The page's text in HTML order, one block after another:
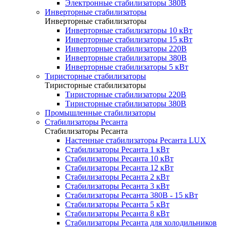
Электронные стабилизаторы 380В
Инверторные стабилизаторы
Инверторные стабилизаторы
Инверторные стабилизаторы 10 кВт
Инверторные стабилизаторы 15 кВт
Инверторные стабилизаторы 220В
Инверторные стабилизаторы 380В
Инверторные стабилизаторы 5 кВт
Тиристорные стабилизаторы
Тиристорные стабилизаторы
Тиристорные стабилизаторы 220В
Тиристорные стабилизаторы 380В
Промышленные стабилизаторы
Стабилизаторы Ресанта
Стабилизаторы Ресанта
Настенные стабилизаторы Ресанта LUX
Стабилизаторы Ресанта 1 кВт
Стабилизаторы Ресанта 10 кВт
Стабилизаторы Ресанта 12 кВт
Стабилизаторы Ресанта 2 кВт
Стабилизаторы Ресанта 3 кВт
Стабилизаторы Ресанта 380В - 15 кВт
Стабилизаторы Ресанта 5 кВт
Стабилизаторы Ресанта 8 кВт
Стабилизаторы Ресанта для холодильников